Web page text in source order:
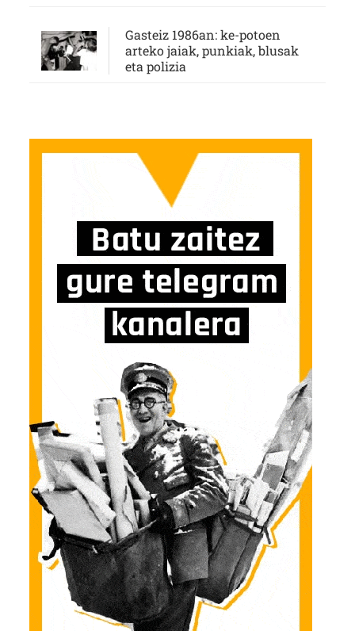
Gasteiz 1986an: ke-potoen
arteko jaiak, punkiak, blusak
eta polizia